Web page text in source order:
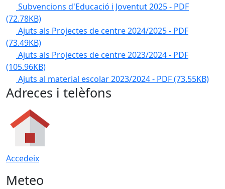
Subvencions d'Educació i Joventut 2025 - PDF
(72.78KB)
Ajuts als Projectes de centre 2024/2025 - PDF
(73.49KB)
Ajuts als Projectes de centre 2023/2024 - PDF
(105.96KB)
Ajuts al material escolar 2023/2024 - PDF(73.55KB)
Adreces i telèfons
Accedeix
Meteo